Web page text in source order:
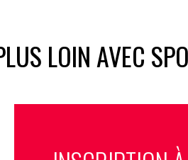
LOIN AVEC